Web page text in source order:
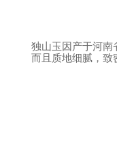
独山玉因产于河南
而且质地细腻，致